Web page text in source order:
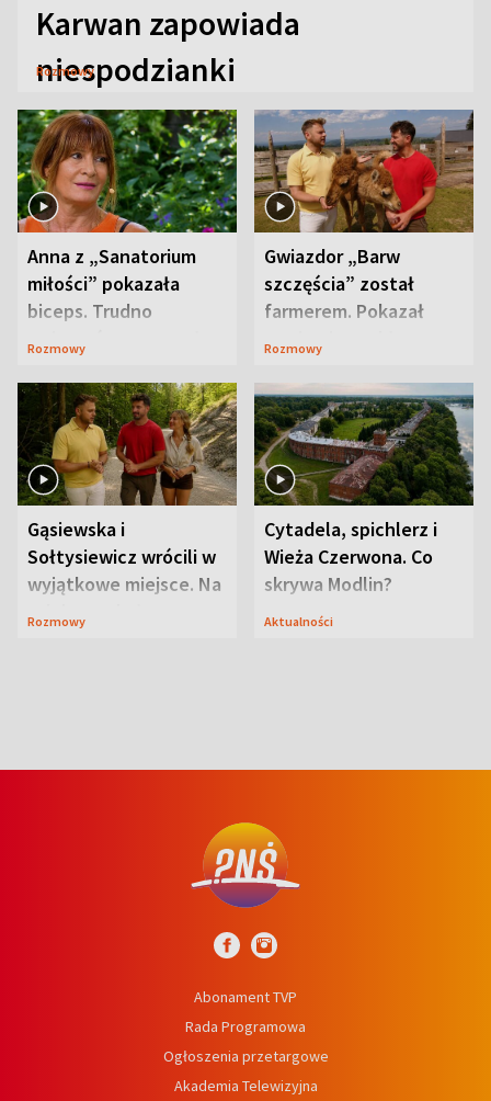
Karwan zapowiada
niespodzianki
Rozmowy
Anna z „Sanatorium
miłości” pokazała
biceps. Trudno
uwierzyć, co przeszła
Rozmowy
Gwiazdor „Barw
szczęścia” został
farmerem. Pokazał
swoje niezwykłe
Rozmowy
Gąsiewska i
Sołtysiewicz wrócili w
wyjątkowe miejsce. Na
szlaku czekał
Rozmowy
Cytadela, spichlerz i
Wieża Czerwona. Co
skrywa Modlin?
Aktualności
Abonament TVP
Rada Programowa
Ogłoszenia przetargowe
Akademia Telewizyjna